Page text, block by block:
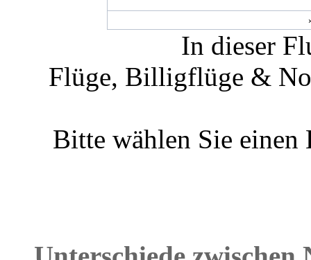
In dieser
Flüge, Billigflüge &
Bitte wählen Sie